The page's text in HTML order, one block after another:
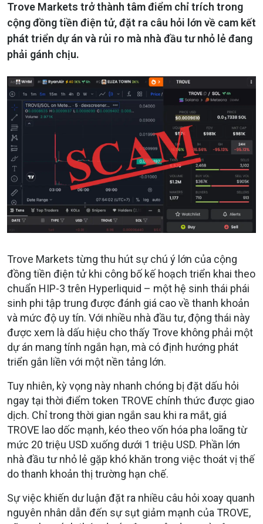
Trove Markets trở thành tâm điểm chỉ trích trong
cộng đồng tiền điện tử, đặt ra câu hỏi lớn về cam kết
phát triển dự án và rủi ro mà nhà đầu tư nhỏ lẻ đang
phải gánh chịu.
Trove Markets từng thu hút sự chú ý lớn của cộng
đồng tiền điện tử khi công bố kế hoạch triển khai theo
chuẩn HIP-3 trên Hyperliquid – một hệ sinh thái phái
sinh phi tập trung được đánh giá cao về thanh khoản
và mức độ uy tín. Với nhiều nhà đầu tư, động thái này
được xem là dấu hiệu cho thấy Trove không phải một
dự án mang tính ngắn hạn, mà có định hướng phát
triển gắn liền với một nền tảng lớn.
Tuy nhiên, kỳ vọng này nhanh chóng bị đặt dấu hỏi
ngay tại thời điểm token TROVE chính thức được giao
dịch. Chỉ trong thời gian ngắn sau khi ra mắt, giá
TROVE lao dốc mạnh, kéo theo vốn hóa pha loãng từ
mức 20 triệu USD xuống dưới 1 triệu USD. Phần lớn
nhà đầu tư nhỏ lẻ gặp khó khăn trong việc thoát vị thế
do thanh khoản thị trường hạn chế.
Sự việc khiến dư luận đặt ra nhiều câu hỏi xoay quanh
nguyên nhân dẫn đến sự sụt giảm mạnh của TROVE,